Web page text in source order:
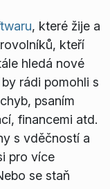
, které žije a
kteří
hledá nové
rádi pomohli s
psaním
financemi atd.
s vděčností a
pro více
se staň